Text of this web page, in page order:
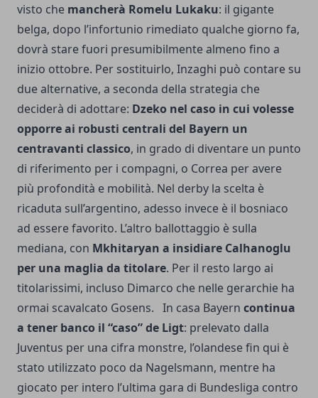
visto che mancherà Romelu Lukaku: il gigante
belga, dopo l’infortunio rimediato qualche giorno fa,
dovrà stare fuori presumibilmente almeno fino a
inizio ottobre. Per sostituirlo, Inzaghi può contare su
due alternative, a seconda della strategia che
deciderà di adottare: Dzeko nel caso in cui volesse
opporre ai robusti centrali del Bayern un
centravanti classico, in grado di diventare un punto
di riferimento per i compagni, o Correa per avere
più profondità e mobilità. Nel derby la scelta è
ricaduta sull’argentino, adesso invece è il bosniaco
ad essere favorito. L’altro ballottaggio è sulla
mediana, con Mkhitaryan a insidiare Calhanoglu
per una maglia da titolare. Per il resto largo ai
titolarissimi, incluso Dimarco che nelle gerarchie ha
ormai scavalcato Gosens. In casa Bayern continua
a tener banco il “caso” de Ligt: prelevato dalla
Juventus per una cifra monstre, l’olandese fin qui è
stato utilizzato poco da Nagelsmann, mentre ha
giocato per intero l’ultima gara di Bundesliga contro